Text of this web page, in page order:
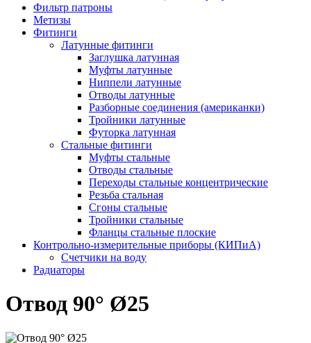
Фильтр патроны
Метизы
Фитинги
Латунные фитинги
Заглушка латунная
Муфты латунные
Ниппели латунные
Отводы латунные
Разборные соединения (американки)
Тройники латунные
Футорка латунная
Стальные фитинги
Муфты стальные
Отводы стальные
Переходы стальные концентрические
Резьба стальная
Сгоны стальные
Тройники стальные
Фланцы стальные плоские
Контрольно-измерительные приборы (КИПиА)
Счетчики на воду
Радиаторы
Отвод 90° Ø25